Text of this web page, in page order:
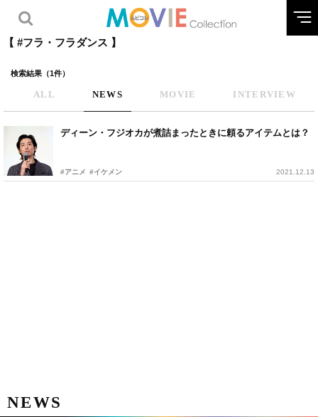
【 #フラ・フラダンス 】
検索結果（1件）
ALL NEWS MOVIE INTERVIEW
ディーン・フジオカが煮詰まったときに頼るアイテムとは？
#アニメ #イケメン 2021.12.13
NEWS